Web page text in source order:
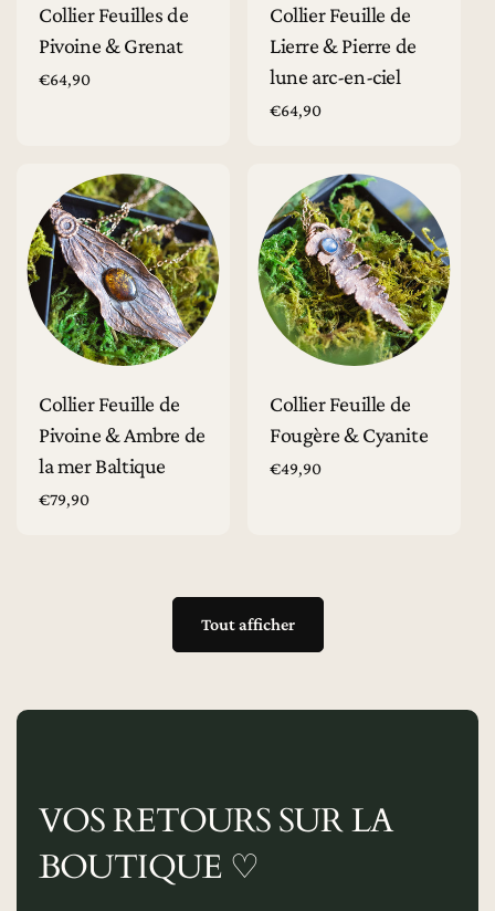
Collier Feuilles de
Pivoine & Grenat
Prix
€64,90
Collier Feuille de
Lierre & Pierre de
lune arc-en-ciel
Prix
€64,90
Ajouter au panier
Collier Feuille de
Pivoine & Ambre de
la mer Baltique
Prix
€79,90
Ajouter au panier
Collier Feuille de
Fougère & Cyanite
Prix
€49,90
Tout afficher
VOS RETOURS SUR LA
BOUTIQUE ♡